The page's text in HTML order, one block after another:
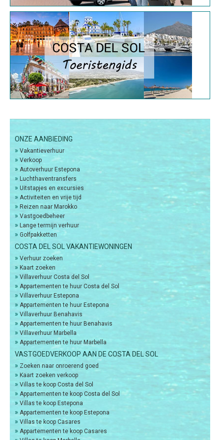
ONZE AANBIEDING
» Vakantieverhuur
» Verkoop
» Autoverhuur Estepona
» Luchthaventransfers
» Uitstapjes en excursies
» Activiteiten en vrije tijd
» Reizen naar Marokko
» Vastgoedbeheer
» Lange termijn verhuur
» Golfpakketten
COSTA DEL SOL VAKANTIEWONINGEN
» Verhuur zoeken
» Kaart zoeken
» Villaverhuur Costa del Sol
» Appartementen te huur Costa del Sol
» Villaverhuur Estepona
» Appartementen te huur Estepona
» Villaverhuur Benahavis
» Appartementen te huur Benahavis
» Villaverhuur Marbella
» Appartementen te huur Marbella
VASTGOEDVERKOOP AAN DE COSTA DEL SOL
» Zoeken naar onroerend goed
» Kaart zoeken verkoop
» Villas te koop Costa del Sol
» Appartementen te koop Costa del Sol
» Villas te koop Estepona
» Appartementen te koop Estepona
» Villas te koop Casares
» Appartementen te koop Casares